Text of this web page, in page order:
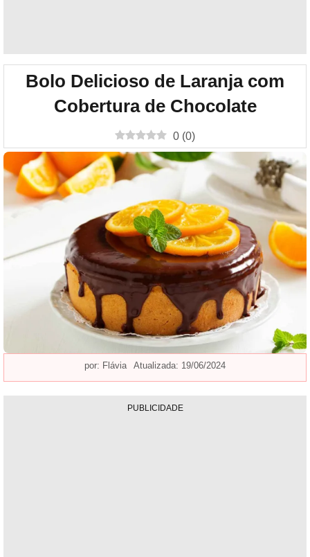
Bolo Delicioso de Laranja com
Cobertura de Chocolate
0 (0)
por: Flávia Atualizada: 19/06/2024
PUBLICIDADE